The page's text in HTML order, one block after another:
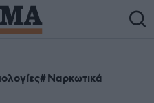
Ναρκωτικά